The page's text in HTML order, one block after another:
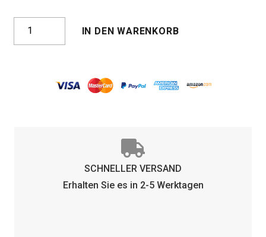
TOKIO
KRISTALLGRÜN
IN DEN WARENKORB
SCHNELLER VERSAND
Erhalten Sie es in 2-5 Werktagen